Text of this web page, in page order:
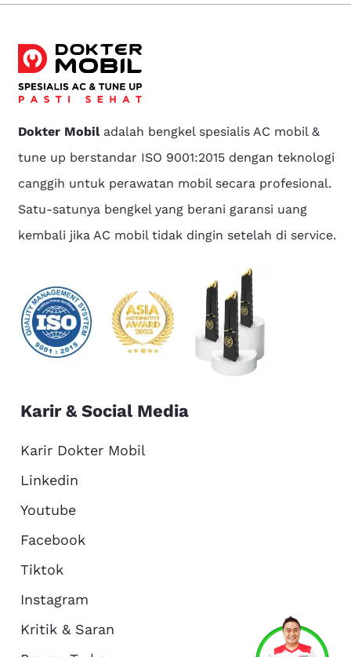
About Us
Dokter Mobiladalah bengkel spesialis AC mobil &
tune up berstandar ISO 9001:2015 dengan teknologi
canggih untuk perawatan mobil secara profesional.
Satu-satunya bengkel yang berani garansi uang
kembali jika AC mobil tidak dingin setelah di service.
Karir & Social Media
Karir Dokter Mobil
Linkedin
Youtube
Facebook
Tiktok
Instagram
Kritik & Saran